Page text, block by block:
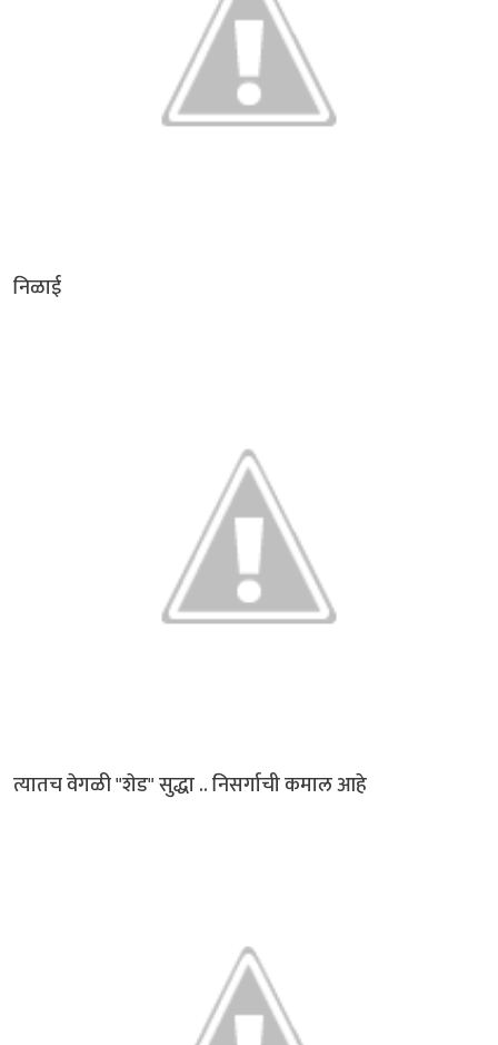
निळाई
त्यातच वेगळी "शेड" सुद्धा .. निसर्गाची कमाल आहे